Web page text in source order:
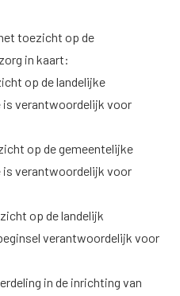
toezicht op de
in kaart:
op de landelijke
verantwoordelijk voor
op de gemeentelijke
verantwoordelijk voor
op de landelijk
verantwoordelijk voor
in de inrichting van